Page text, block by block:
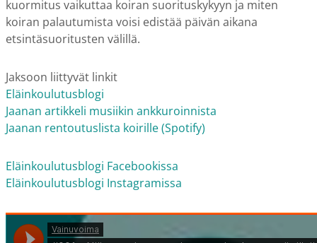
kuormitus vaikuttaa koiran suorituskykyyn ja miten
koiran palautumista voisi edistää päivän aikana
etsintäsuoritusten välillä.
Jaksoon liittyvät linkit
Eläinkoulutusblogi
Jaanan artikkeli musiikin ankkuroinnista
Jaanan rentoutuslista koirille (Spotify)
Eläinkoulutusblogi Facebookissa
Eläinkoulutusblogi Instagramissa